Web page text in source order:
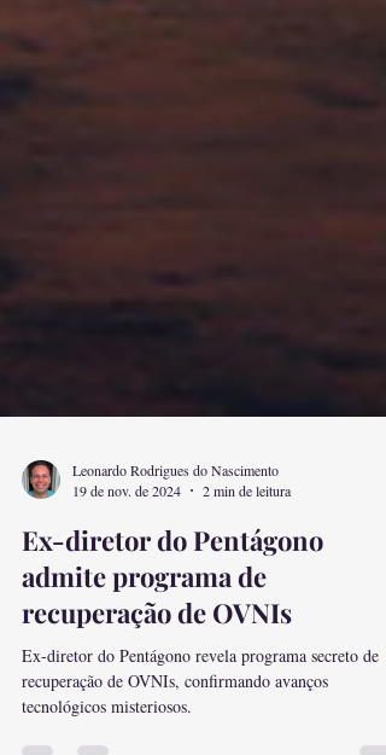
Leonardo Rodrigues do Nascimento
19 de nov. de 2024
2 min de leitura
Ex-diretor do Pentágono
admite programa de
recuperação de OVNIs
Ex-diretor do Pentágono revela programa secreto de